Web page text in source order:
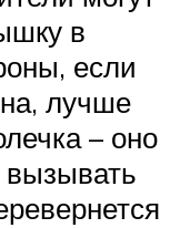
в
если
лучше
– оно